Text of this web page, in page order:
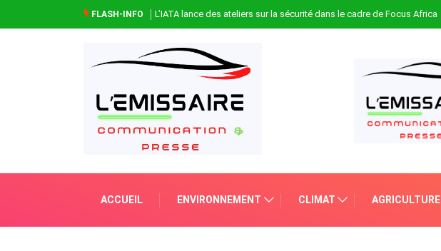
FLASH-INFO L’IATA lance des ateliers sur la sécurité dans le cadre de Focus Africa
ACCUEIL ENVIRONNEMENT CLIMAT AGRICULTURE